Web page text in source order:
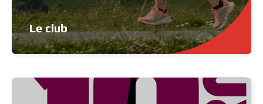
Le club